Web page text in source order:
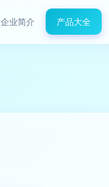
企业简介 产品大全